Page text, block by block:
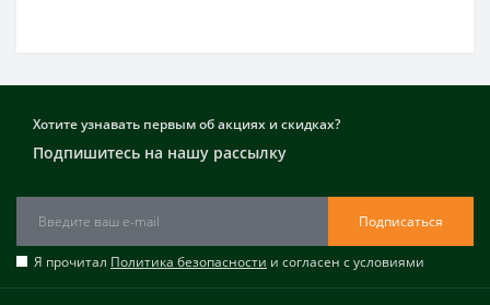
Хотите узнавать первым об акциях и скидках?
Подпишитесь на нашу рассылку
Подписаться
Я прочитал Политика безопасности и согласен с условиями